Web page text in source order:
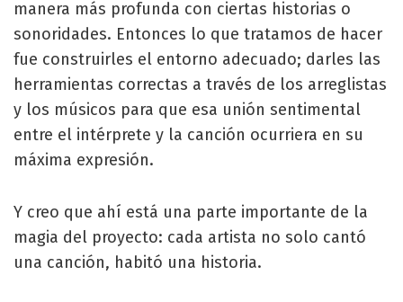
manera más profunda con ciertas historias o
sonoridades. Entonces lo que tratamos de hacer
fue construirles el entorno adecuado; darles las
herramientas correctas a través de los arreglistas
y los músicos para que esa unión sentimental
entre el intérprete y la canción ocurriera en su
máxima expresión.
Y creo que ahí está una parte importante de la
magia del proyecto: cada artista no solo cantó
una canción, habitó una historia.